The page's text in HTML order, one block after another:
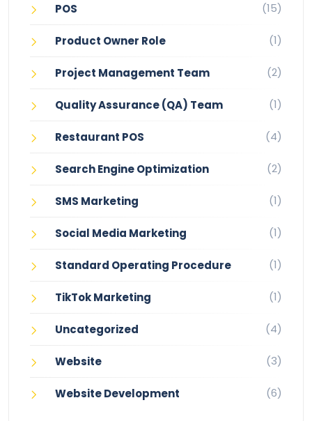
POS (15)
Product Owner Role (1)
Project Management Team (2)
Quality Assurance (QA) Team (1)
Restaurant POS (4)
Search Engine Optimization (2)
SMS Marketing (1)
Social Media Marketing (1)
Standard Operating Procedure (1)
TikTok Marketing (1)
Uncategorized (4)
Website (3)
Website Development (6)